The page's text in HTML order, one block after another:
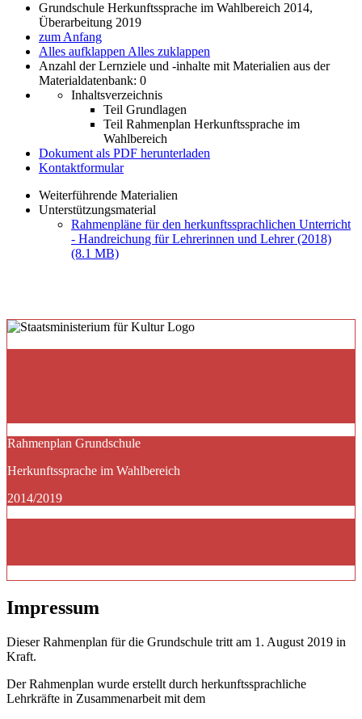
Grundschule Herkunftssprache im Wahlbereich 2014,
Überarbeitung 2019
zum Anfang
Alles aufklappen Alles zuklappen
Anzahl der Lernziele und -inhalte mit Materialien aus der
Materialdatenbank: 0
Inhaltsverzeichnis
Teil Grundlagen
Teil Rahmenplan Herkunftssprache im
Wahlbereich
Dokument als PDF herunterladen
Kontaktformular
Weiterführende Materialien
Unterstützungsmaterial
Rahmenpläne für den herkunftssprachlichen Unterricht
- Handreichung für Lehrerinnen und Lehrer (2018)
(8.1 MB)
Rahmenplan Grundschule
Herkunftssprache im Wahlbereich
2014/2019
Impressum
Dieser Rahmenplan für die Grundschule tritt am 1. August 2019 in
Kraft.
Der Rahmenplan wurde erstellt durch herkunftssprachliche
Lehrkräfte in Zusammenarbeit mit dem